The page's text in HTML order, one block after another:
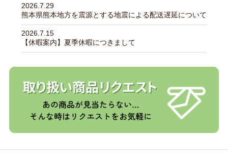
2026.7.29
熊本県熊本地方を震源とする地震による配送遅延について
2026.7.15
【休暇案内】夏季休暇につきまして